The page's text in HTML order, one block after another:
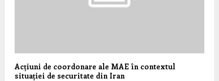
Acțiuni de coordonare ale MAE în contextul
situației de securitate din Iran